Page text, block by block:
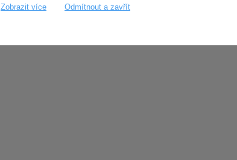
Zobrazit více Odmítnout a zavřít